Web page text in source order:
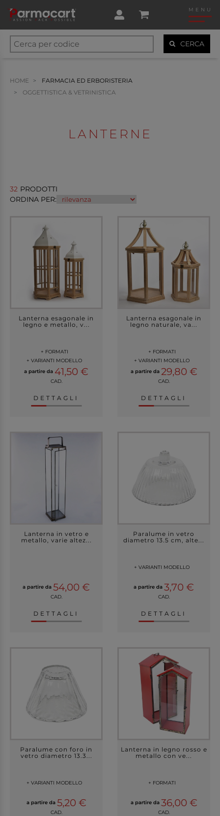
MENU
CERCA
HOME
FARMACIA ED ERBORISTERIA
OGGETTISTICA & VETRINISTICA
LANTERNE
32 PRODOTTI
ORDINA PER:
Lanterna esagonale in
legno e metallo, v...
+ FORMATI
+ VARIANTI MODELLO
a partire da 41,50 €
CAD.
DETTAGLI
Lanterna esagonale in
legno naturale, va...
+ FORMATI
+ VARIANTI MODELLO
a partire da 29,80 €
CAD.
DETTAGLI
Lanterna in vetro e
metallo, varie altez...
a partire da 54,00 €
CAD.
DETTAGLI
Paralume in vetro
diametro 13.5 cm, alte...
+ VARIANTI MODELLO
a partire da 3,70 €
CAD.
DETTAGLI
Paralume con foro in
vetro diametro 13.3...
+ VARIANTI MODELLO
a partire da 5,20 €
CAD.
Lanterna in legno rosso e
metallo con ve...
+ FORMATI
a partire da 36,00 €
CAD.